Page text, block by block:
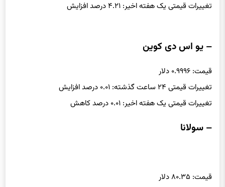
تغییرات قیمتی یک هفته اخیر: ۴.۲۱ درصد افزایش
– یو اس دی کوین
قیمت: ۰.۹۹۹۶ دلار
تغییرات قیمتی ۲۴ ساعت گذشته: ۰.۰۱ درصد افزایش
تغییرات قیمتی یک هفته اخیر: ۰.۰۱ درصد کاهش
– سولانا
قیمت: ۸۰.۳۵ دلار